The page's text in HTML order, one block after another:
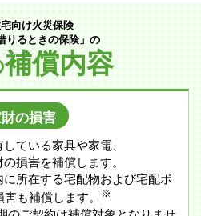
向け火災保険
りるときの保険」の
補償内容
の損害
ている家具や家電、
損害を補償します。
所在する宅配物および宅配ボ
も補償します。
※